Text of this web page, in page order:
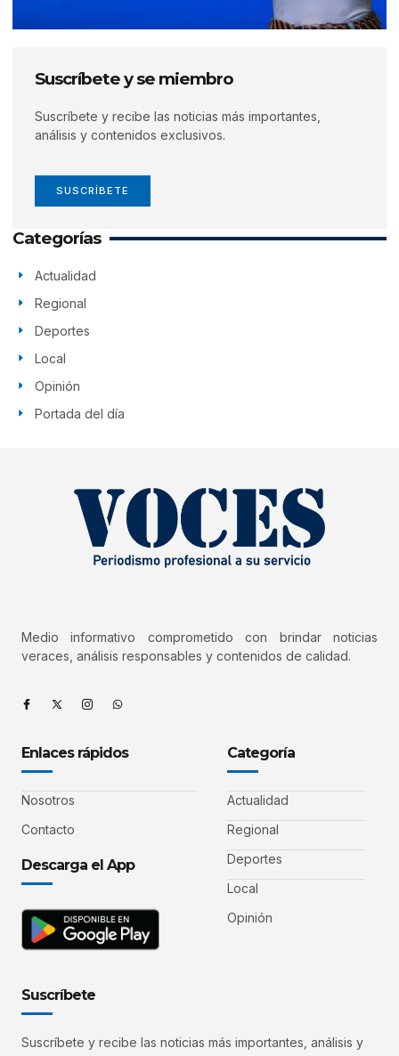
Suscríbete y se miembro
Suscríbete y recibe las noticias más importantes,
análisis y contenidos exclusivos.
SUSCRÍBETE
Categorías
Actualidad
Regional
Deportes
Local
Opinión
Portada del día
Medio informativo comprometido con brindar noticias
veraces, análisis responsables y contenidos de calidad.
Enlaces rápidos
Nosotros
Contacto
Descarga el App
Categoría
Actualidad
Regional
Deportes
Local
Opinión
Suscríbete
Suscríbete y recibe las noticias más importantes, análisis y